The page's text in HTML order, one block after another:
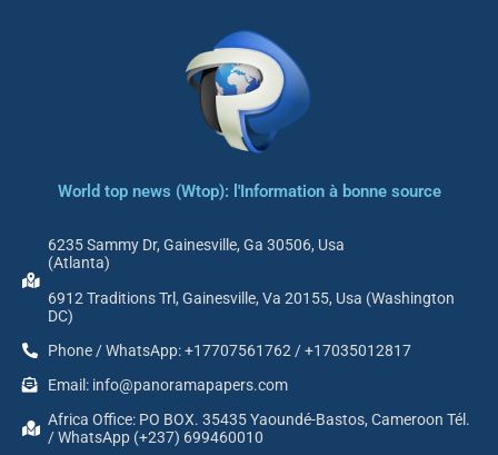
World top news (Wtop): l'Information à bonne source
6235 Sammy Dr, Gainesville, Ga 30506, Usa
(Atlanta)
6912 Traditions Trl, Gainesville, Va 20155, Usa (Washington
DC)
Phone / WhatsApp: +17707561762 / +17035012817
Email: info@panoramapapers.com
Africa Office: PO BOX. 35435 Yaoundé-Bastos, Cameroon Tél.
/ WhatsApp (+237) 699460010